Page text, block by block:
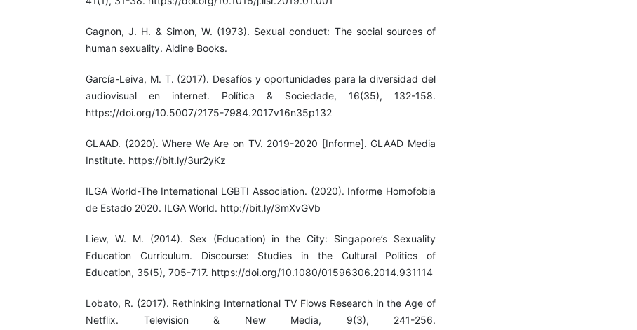
Gagnon, J. H. & Simon, W. (1973). Sexual conduct: The social sources of
human sexuality. Aldine Books.
García-Leiva, M. T. (2017). Desafíos y oportunidades para la diversidad del
audiovisual en internet. Política & Sociedade, 16(35), 132-158.
https://doi.org/10.5007/2175-7984.2017v16n35p132
GLAAD. (2020). Where We Are on TV. 2019-2020 [Informe]. GLAAD Media
Institute. https://bit.ly/3ur2yKz
ILGA World-The International LGBTI Association. (2020). Informe Homofobia
de Estado 2020. ILGA World. http://bit.ly/3mXvGVb
Liew, W. M. (2014). Sex (Education) in the City: Singapore’s Sexuality
Education Curriculum. Discourse: Studies in the Cultural Politics of
Education, 35(5), 705-717. https://doi.org/10.1080/01596306.2014.931114
Lobato, R. (2017). Rethinking International TV Flows Research in the Age of
Netflix. Television & New Media, 9(3), 241-256.